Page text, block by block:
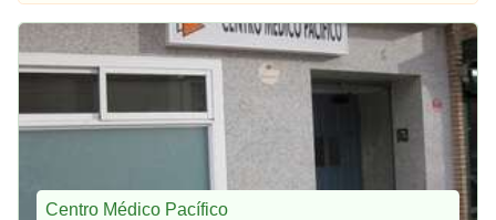
Centro Médico Pacífico